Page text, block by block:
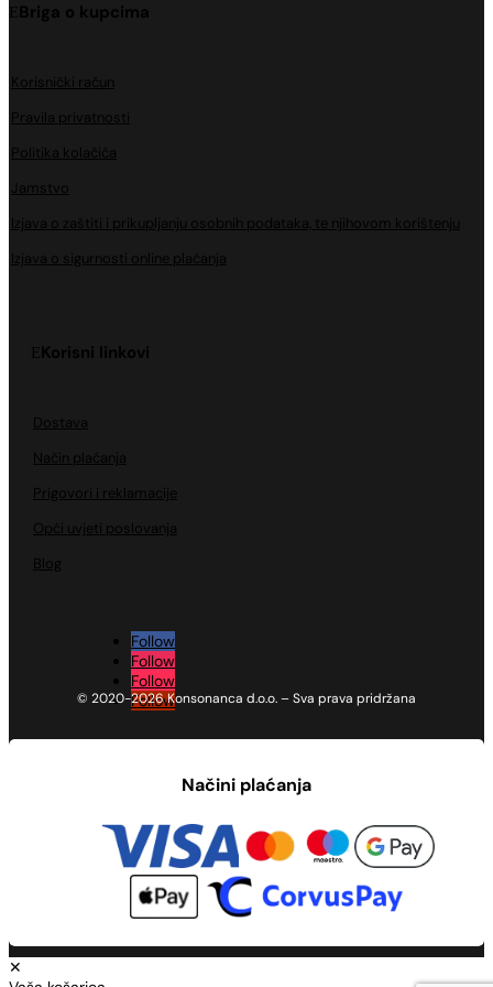
Briga o kupcima
Korisnički račun
Pravila privatnosti
Politika kolačića
Jamstvo
Izjava o zaštiti i prikupljanju osobnih podataka, te njihovom korištenju
Izjava o sigurnosti online plaćanja
Korisni linkovi
Dostava
Način plaćanja
Prigovori i reklamacije
Opći uvjeti poslovanja
Blog
Follow
Follow
Follow
Follow
© 2020-2026 Konsonanca d.o.o. – Sva prava pridržana
Načini plaćanja
✕